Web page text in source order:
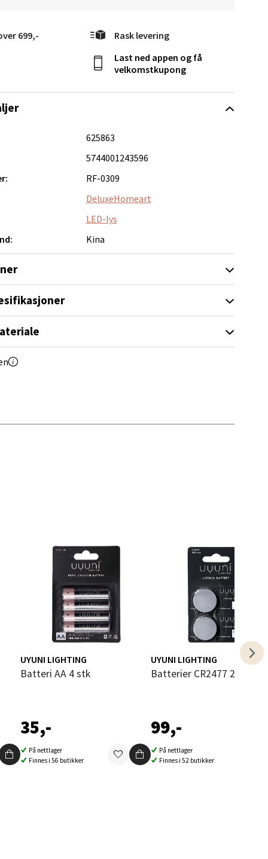
699,- Rask levering
Last ned appen og få
velkomstkupong
625863
5744001243596
RF-0309
DeluxeHomeart
LED-lys
Kina
UYUNI LIGHTING
Batteri AA 4 stk
35,-
På nettlager
Finnes i 56 butikker
UYUNI LIGHTING
Batterier CR2477 2 stk
99,-
På nettlager
Finnes i 52 butikker